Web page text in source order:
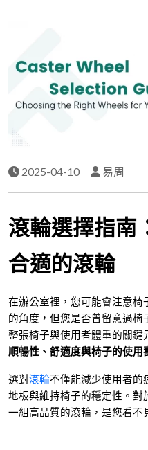
2025-04-10 易周
滾輪選擇指南
合適的滾輪
在辦公室裡，您可能會注意椅
的角度，但您是否曾留意過
整張椅子與使用者體重的關鍵
順暢性、舒適度與椅子的使用
選對滾輪不僅能減少使用者的
地板與維持椅子的穩定性。對
一組高品質的滾輪，是您看不